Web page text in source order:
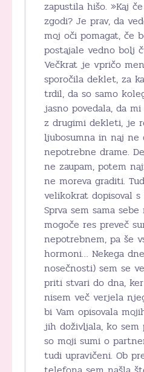
zapustila hišo. »Kaj
zgodi? Je prav, da
moj oči pomagat, če
postajale vedno bolj
Večkrat je vpričo
sporočila deklet, za
trdil, da so samo
jasno povedala, da
z drugimi dekleti, je
ljubosumna in naj ne
nepotrebne drame.
ne zaupam, potem
ne moreva graditi.
velikokrat dopisoval
Sprva sem sama
mogoče res preveč
nepotrebnem, pa še
hormoni… Nekega
nosečnosti) sem se
priti stvari do dna,
nisem več verjela
bi Vam opisovala
jih doživljala, ko sem
so moji sumi o
tudi upravičeni. Ob